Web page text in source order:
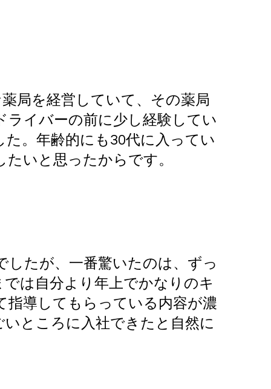
局を経営していて、その薬局
イバーの前に少し経験してい
。年齢的にも30代に入ってい
いと思ったからです。
たが、一番驚いたのは、ずっ
は自分より年上でかなりのキ
指導してもらっている内容が濃
ところに入社できたと自然に